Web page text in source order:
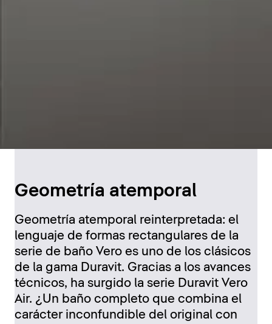
Geometría atemporal
Geometría atemporal reinterpretada: el
lenguaje de formas rectangulares de la
serie de baño Vero es uno de los clásicos
de la gama Duravit. Gracias a los avances
técnicos, ha surgido la serie Duravit Vero
Air. ¿Un baño completo que combina el
carácter inconfundible del original con